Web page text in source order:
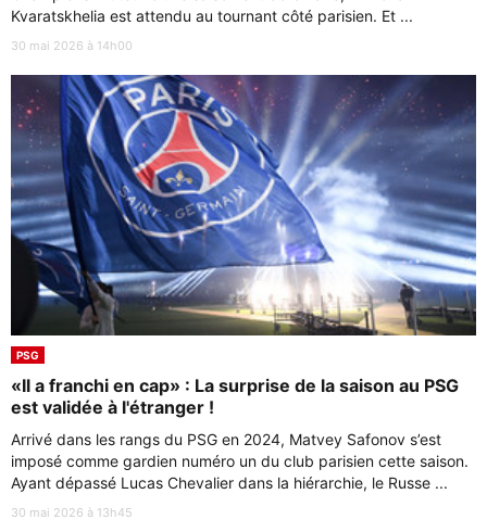
Kvaratskhelia est attendu au tournant côté parisien. Et ...
30 mai 2026 à 14h00
PSG
«Il a franchi en cap» : La surprise de la saison au PSG
est validée à l'étranger !
Arrivé dans les rangs du PSG en 2024, Matvey Safonov s’est
imposé comme gardien numéro un du club parisien cette saison.
Ayant dépassé Lucas Chevalier dans la hiérarchie, le Russe ...
30 mai 2026 à 13h45